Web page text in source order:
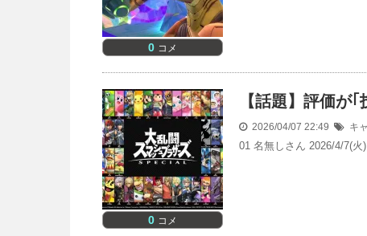
0 コメ
0 コメ
【話題】評価が
2026/04/07 22:49 キ
01 名無しさん 2026/4/7(